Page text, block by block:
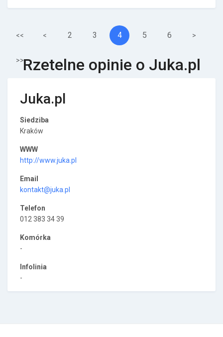
<< < 2 3 4 5 6 >
>>Rzetelne opinie o Juka.pl
Juka.pl
Siedziba
Kraków
WWW
http://www.juka.pl
Email
kontakt@juka.pl
Telefon
012 383 34 39
Komórka
-
Infolinia
-